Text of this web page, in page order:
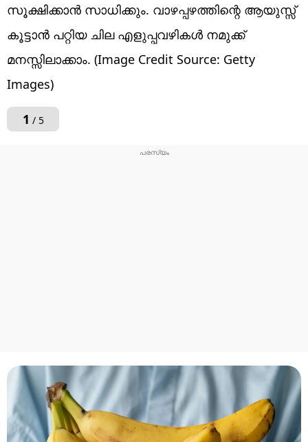
സൂക്ഷിക്കാൻ സാധിക്കും. വാഴപ്പഴത്തിന്റെ ആയുസ്സ്
കൂട്ടാൻ പറ്റിയ ചില എളുപ്പവഴികൾ നമുക്ക്
മനസ്സിലാക്കാം. (Image Credit Source: Getty
Images)
1 / 5